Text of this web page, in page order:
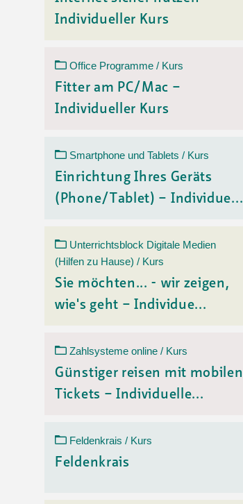
Individueller Kurs
Office Programme / Kurs
Fitter am PC/Mac –
Individueller Kurs
Smartphone und Tablets / Kurs
Einrichtung Ihres Geräts
(Phone/Tablet) – Individue...
Unterrichtsblock Digitale Medien
(Hilfen zu Hause) / Kurs
Sie möchten... - wir zeigen,
wie's geht – Individue...
Zahlsysteme online / Kurs
Günstiger reisen mit mobilen
Tickets – Individuelle...
Feldenkrais / Kurs
Feldenkrais